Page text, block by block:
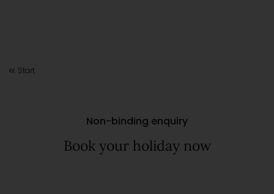
Start
Non-binding enquiry
Book your holiday now